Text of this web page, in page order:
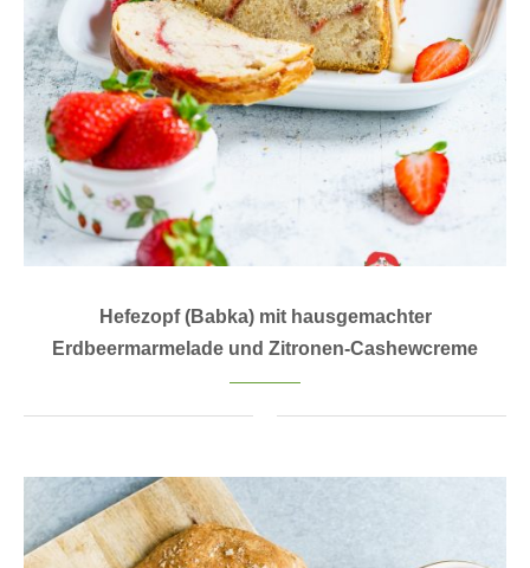
Hefezopf (Babka) mit hausgemachter
Erdbeermarmelade und Zitronen-Cashewcreme